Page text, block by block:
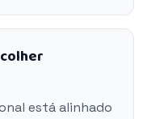
está alinhado